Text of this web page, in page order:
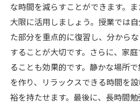
な時間を減らすことができます。
大限に活用しましょう。授業では
た部分を重点的に復習し、分から
することが大切です。さらに、家
ることも効果的です。静かな場所
を作り、リラックスできる時間を
裕を持たせます。最後に、長時間